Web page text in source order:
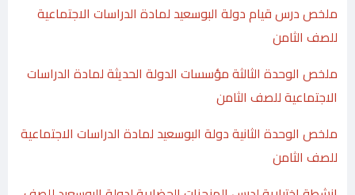
ملخص درس قيام دولة البوسعيد لمادة الدراسات الاجتماعية
للصف الثامن
ملخص الوحدة الثالثة مؤسسات الدولة الحديثة لمادة الدراسات
الاجتماعية للصف الثامن
ملخص الوحدة الثانية دولة البوسعيد لمادة الدراسات الاجتماعية
للصف الثامن